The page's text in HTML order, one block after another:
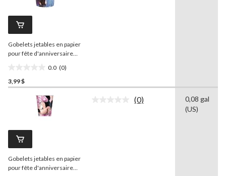
Gobelets jetables en papier
pour fête d'anniversaire
neiges, bleu, 9 oz, paq. 8
0.0 (0)
étoile(s)
3,99 $
Gobelets jetables en papier
pour fête d'anniversaire
Aucune
(0)
0,08 gal
(US)